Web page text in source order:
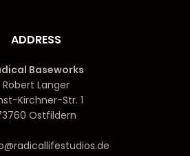
ADDRESS
Baseworks
Robert Langer
Kirchner-Str. 1
Ostfildern